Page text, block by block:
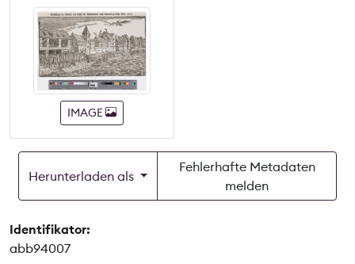
IMAGE
Herunterladen als
Fehlerhafte Metadaten
melden
Identifikator:
abb94007